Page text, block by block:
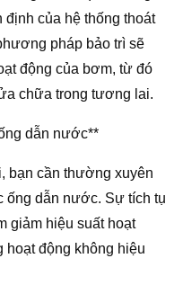
định của hệ thống thoát
pháp bảo trì sẽ
động của bơm, từ đó
chữa trong tương lai.
dẫn nước**
bạn cần thường xuyên
ống dẫn nước. Sự tích tụ
giảm hiệu suất hoạt
hoạt động không hiệu